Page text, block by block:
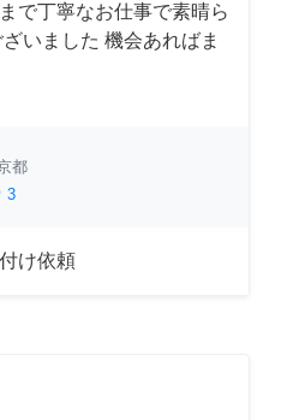
で丁寧なお仕事で素晴ら
いました 機会あればま
都
3
け依頼